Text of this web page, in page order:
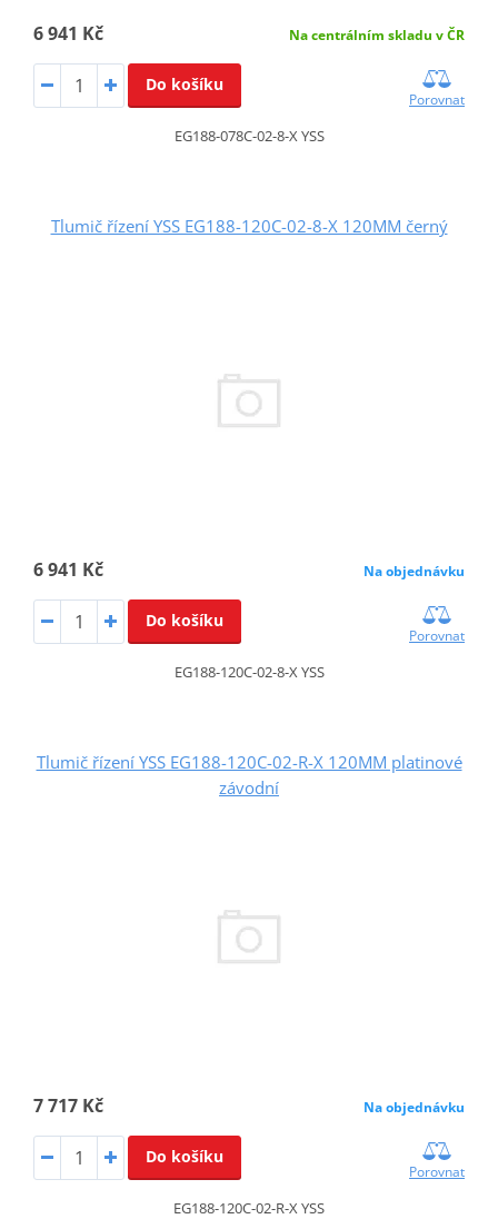
6 941 Kč Na centrálním skladu v ČR
Do košíku
Porovnat
EG188-078C-02-8-X YSS
Tlumič řízení YSS EG188-120C-02-8-X 120MM černý
6 941 Kč Na objednávku
Do košíku
Porovnat
EG188-120C-02-8-X YSS
Tlumič řízení YSS EG188-120C-02-R-X 120MM platinové
závodní
7 717 Kč Na objednávku
Do košíku
Porovnat
EG188-120C-02-R-X YSS